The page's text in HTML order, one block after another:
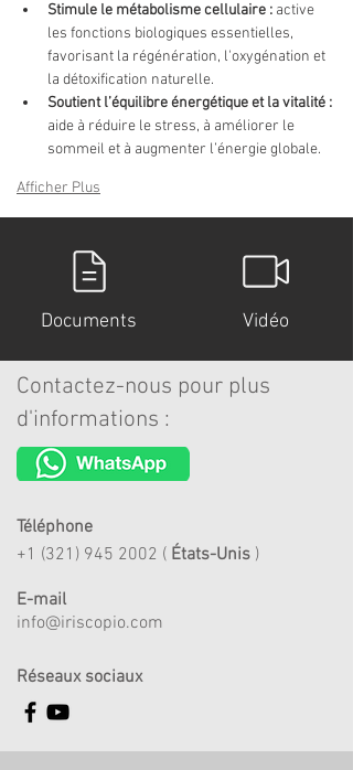
Stimule le métabolisme cellulaire : active
les fonctions biologiques essentielles,
favorisant la régénération, l'oxygénation et
la détoxification naturelle.
Soutient l’équilibre énergétique et la vitalité :
aide à réduire le stress, à améliorer le
sommeil et à augmenter l’énergie globale.
Afficher Plus
Documents Vidéo
Contactez-nous pour plus
d'informations :
Téléphone
+1 (321) 945 2002 ( États-Unis )
E-mail
info@iriscopio.com
Réseaux sociaux